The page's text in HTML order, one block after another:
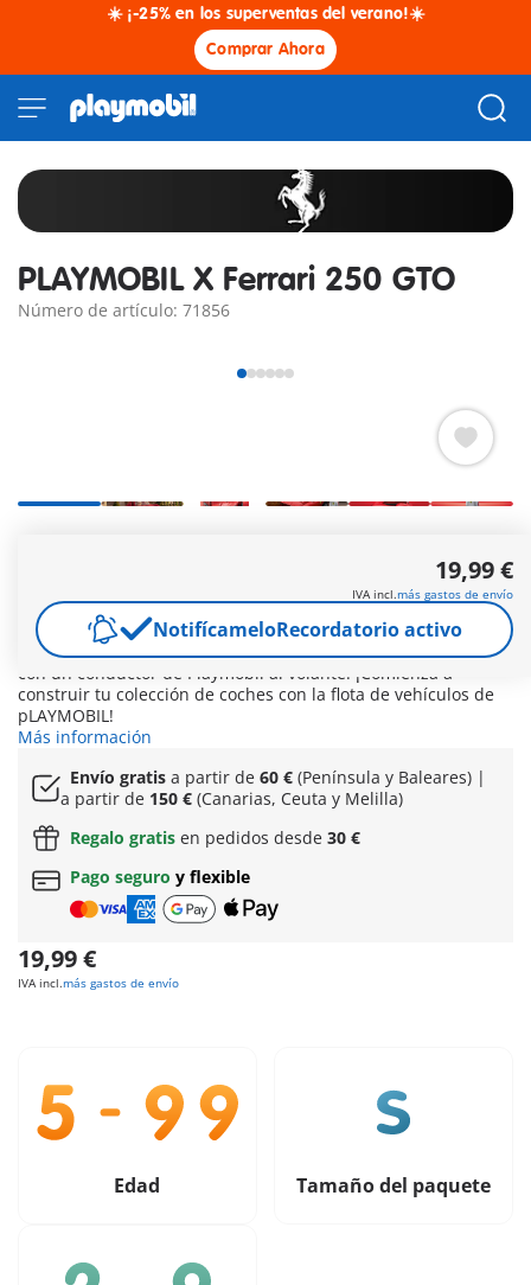
☀️ ¡-25% en los superventas del verano!☀️
Comprar Ahora
PLAYMOBIL X Ferrari 250 GTO
Número de artículo: 71856
hora de conseguir la innovación más reciente con los coches
de Playmobil! La gama Playmobil Playmobil Collector Cars
incluye el Ferrari 250 GTO, Porsche Carrera GT, Volkswagen T1
Camping Bus y el Ford F-150 Raptor. Cada coche tiene diseños
llamativos con una increíble atención al detalle, completados
con un conductor de Playmobil al volante. ¡Comienza a
construir tu colección de coches con la flota de vehículos de
pLAYMOBIL!
Más información
Envío gratis a partir de 60 € (Península y Baleares) |
a partir de 150 € (Canarias, Ceuta y Melilla)
Regalo gratis en pedidos desde 30 €
Pago seguro y flexible
19,99 €
IVA incl.más gastos de envío
19,99 €
IVA incl.más gastos de envío
NotifícameloRecordatorio activo
Edad Tamaño del paquete